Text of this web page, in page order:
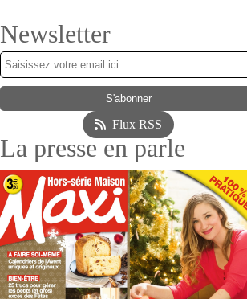
Newsletter
Flux RSS
La presse en parle